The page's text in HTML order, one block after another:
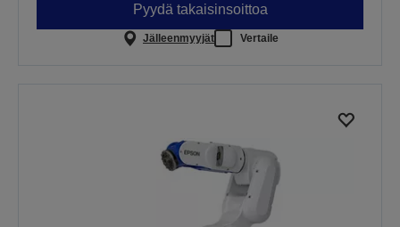
Pyydä takaisinsoittoa
Jälleenmyyjät Vertaile